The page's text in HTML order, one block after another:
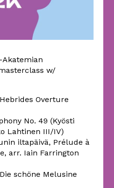
Akatemian
w/
Overture
No. 49 (Kyösti
Lahtinen III/IV)
iltapäivä, Prélude à
arr. Iain Farrington
schöne Melusine